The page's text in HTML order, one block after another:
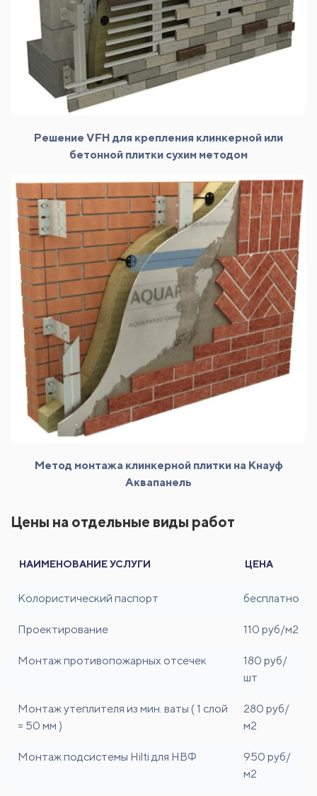
Решение VFH для крепления клинкерной или
бетонной плитки сухим методом
Метод монтажа клинкерной плитки на Кнауф
Аквапанель
Цены на отдельные виды работ
НАИМЕНОВАНИЕ УСЛУГИ ЦЕНА
Колористический паспорт бесплатно
Проектирование 110 руб/м2
Монтаж противопожарных отсечек
180 руб/
шт
Монтаж утеплителя из мин. ваты ( 1 слой
= 50 мм )
280 руб/
м2
Монтаж подсистемы Hilti для НВФ
950 руб/
м2